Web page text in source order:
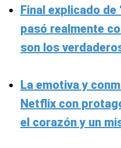
Final explicado de
pasó realmente
son los
La emotiva y
Netflix con
el corazón y un